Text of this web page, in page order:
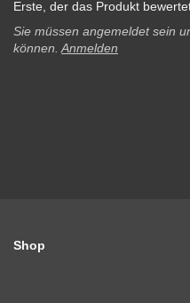
Erste, der das Produkt
Sie müssen angemeldet sein
können. Anmelden
Shop